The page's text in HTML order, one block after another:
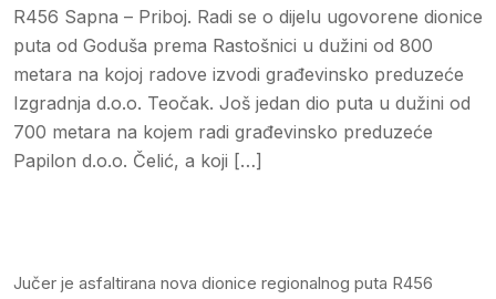
R456 Sapna – Priboj. Radi se o dijelu ugovorene dionice
puta od Goduša prema Rastošnici u dužini od 800
metara na kojoj radove izvodi građevinsko preduzeće
Izgradnja d.o.o. Teočak. Još jedan dio puta u dužini od
700 metara na kojem radi građevinsko preduzeće
Papilon d.o.o. Čelić, a koji […]
Jučer je asfaltirana nova dionice regionalnog puta R456